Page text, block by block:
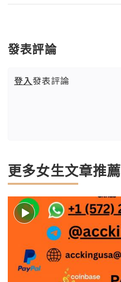
發表評論
登入發表評論
更多女生文章推薦